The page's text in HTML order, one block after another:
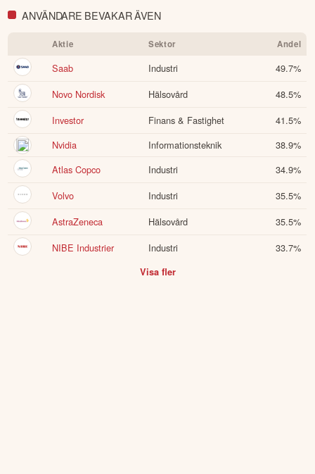
ANVÄNDARE BEVAKAR ÄVEN
Aktie Sektor Andel
Saab Industri 49.7%
Novo Nordisk
Hälsovård 48.5%
Investor
Finans & Fastighet 41.5%
Nvidia
Informationsteknik 38.9%
Atlas Copco
Industri 34.9%
Volvo
Industri 35.5%
AstraZeneca
Hälsovård 35.5%
NIBE Industrier
Industri 33.7%
Visa fler